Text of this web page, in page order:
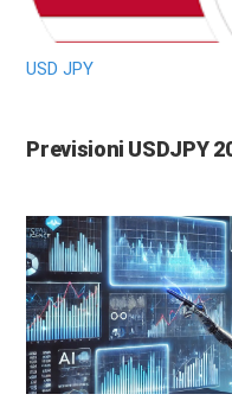
USD JPY
Previsioni USDJPY